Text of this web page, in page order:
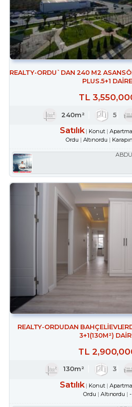
REALTY-ORDU`DAN 240 M2
PLUS.5+1 DAİRE
TL
240m² 5
Satılık Konut
Ordu
Altınordu
REALTY-ORDUDAN
3+1(130M²)
TL
130m² 3
Satılık Konut
Ordu
Altınordu -